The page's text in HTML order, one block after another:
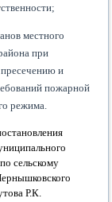
ственности;
местного
при
и
пожарной
режима.
сельскому
Р.К